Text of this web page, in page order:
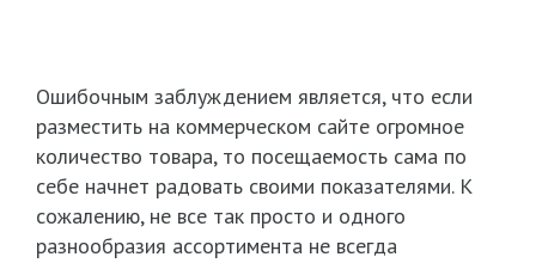
Ошибочным заблуждением является, что если
разместить на коммерческом сайте огромное
количество товара, то посещаемость сама по
себе начнет радовать своими показателями. К
сожалению, не все так просто и одного
разнообразия ассортимента не всегда